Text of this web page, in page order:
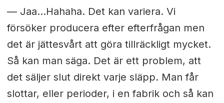
— Jaa…Hahaha. Det kan variera. Vi
försöker producera efter efterfrågan men
det är jättesvårt att göra tillräckligt mycket.
Så kan man säga. Det är ett problem, att
det säljer slut direkt varje släpp. Man får
slottar, eller perioder, i en fabrik och så kan